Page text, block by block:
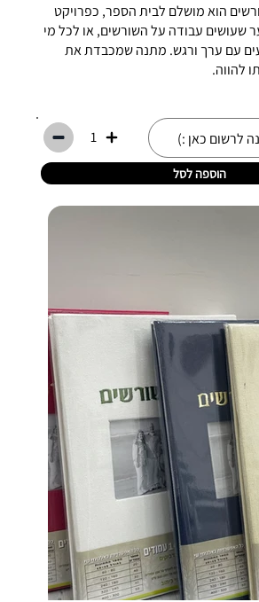
הוא מושלם לבית הספר, כפרויקט
שעושים עבודה על השורשים, או לכל מי
עם ערך ורגש. מתנה שמכבדת את
להווה.
1
הוספה לסל